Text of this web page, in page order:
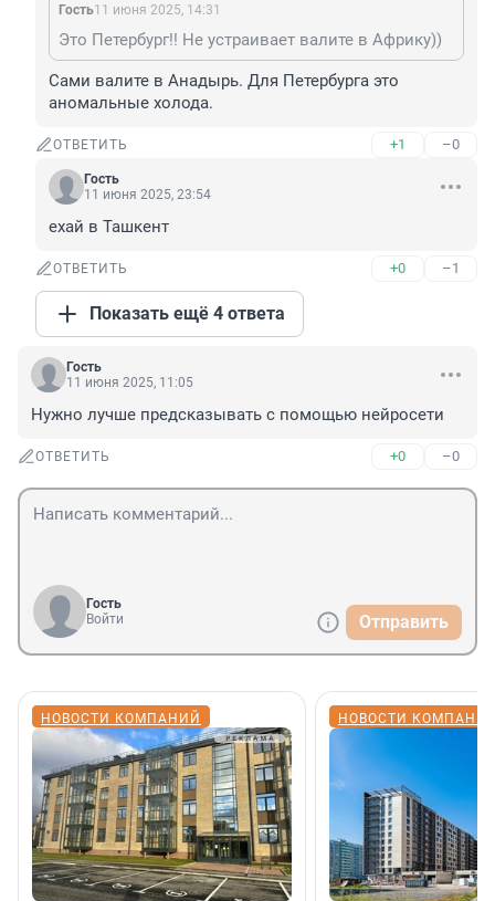
Гость11 июня 2025, 14:31
Это Петербург!! Не устраивает валите в Африку))
Сами валите в Анадырь. Для Петербурга это
аномальные холода.
ОТВЕТИТЬ +1 –0
Гость
11 июня 2025, 23:54
ехай в Ташкент
ОТВЕТИТЬ +0 –1
Показать ещё 4 ответа
Гость
11 июня 2025, 11:05
Нужно лучше предсказывать с помощью нейросети
ОТВЕТИТЬ +0 –0
Гость
Войти
Отправить
НОВОСТИ КОМПАНИЙ НОВОСТИ